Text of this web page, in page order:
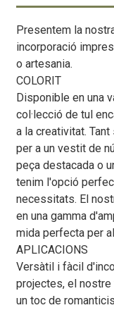
Presentem la
incorporació
o artesania.
COLORIT
Disponible en una
col·lecció de tul
a la creativitat.
per a un vestit de
peça destacada o
tenim l'opció
necessitats. El
en una gamma
mida perfecta per
APLICACIONS
Versàtil i fàcil
projectes, el
un toc de